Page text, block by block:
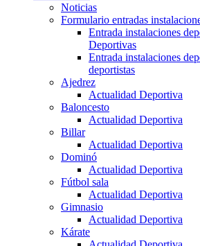
Noticias
Formulario entradas
Entrada instalaciones
Deportivas
Entrada instalaciones
deportistas
Ajedrez
Actualidad Deportiva
Baloncesto
Actualidad Deportiva
Billar
Actualidad Deportiva
Dominó
Actualidad Deportiva
Fútbol sala
Actualidad Deportiva
Gimnasio
Actualidad Deportiva
Kárate